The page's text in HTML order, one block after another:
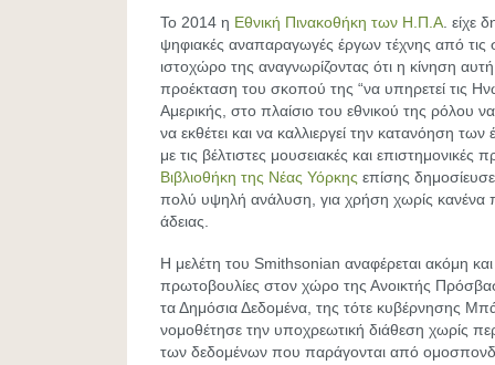
To 2014 η Εθνική Πινακοθήκη των Η.Π.Α. είχε
ψηφιακές αναπαραγωγές έργων τέχνης από τις
ιστοχώρο της αναγνωρίζοντας ότι η κίνηση αυτή
προέκταση του σκοπού της “να υπηρετεί τις
Αμερικής, στο πλαίσιο του εθνικού της ρόλου να
να εκθέτει και να καλλιεργεί την κατανόηση
με τις βέλτιστες μουσειακές και επιστημονικές
Βιβλιοθήκη της Νέας Υόρκης επίσης
πολύ υψηλή ανάλυση, για χρήση χωρίς κανένα
άδειας.
Η μελέτη του Smithsonian αναφέρεται ακόμη
πρωτοβουλίες στον χώρο της Ανοικτής
τα Δημόσια Δεδομένα, της τότε κυβέρνησης
νομοθέτησε την υποχρεωτική διάθεση χωρίς
των δεδομένων που παράγονται από